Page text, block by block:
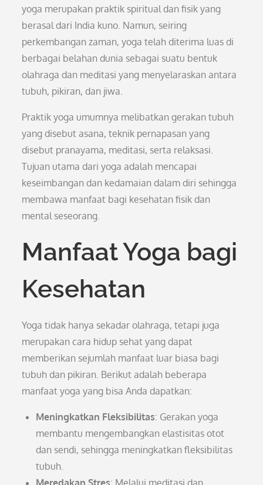
yoga merupakan praktik spiritual dan fisik yang
berasal dari India kuno. Namun, seiring
perkembangan zaman, yoga telah diterima luas di
berbagai belahan dunia sebagai suatu bentuk
olahraga dan meditasi yang menyelaraskan antara
tubuh, pikiran, dan jiwa.
Praktik yoga umumnya melibatkan gerakan tubuh
yang disebut asana, teknik pernapasan yang
disebut pranayama, meditasi, serta relaksasi.
Tujuan utama dari yoga adalah mencapai
keseimbangan dan kedamaian dalam diri sehingga
membawa manfaat bagi kesehatan fisik dan
mental seseorang.
Manfaat Yoga bagi
Kesehatan
Yoga tidak hanya sekadar olahraga, tetapi juga
merupakan cara hidup sehat yang dapat
memberikan sejumlah manfaat luar biasa bagi
tubuh dan pikiran. Berikut adalah beberapa
manfaat yoga yang bisa Anda dapatkan:
Meningkatkan Fleksibilitas: Gerakan yoga
membantu mengembangkan elastisitas otot
dan sendi, sehingga meningkatkan fleksibilitas
tubuh.
Meredakan Stres: Melalui meditasi dan